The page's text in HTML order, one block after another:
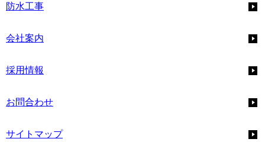
防水工事
会社案内
採用情報
お問合わせ
サイトマップ